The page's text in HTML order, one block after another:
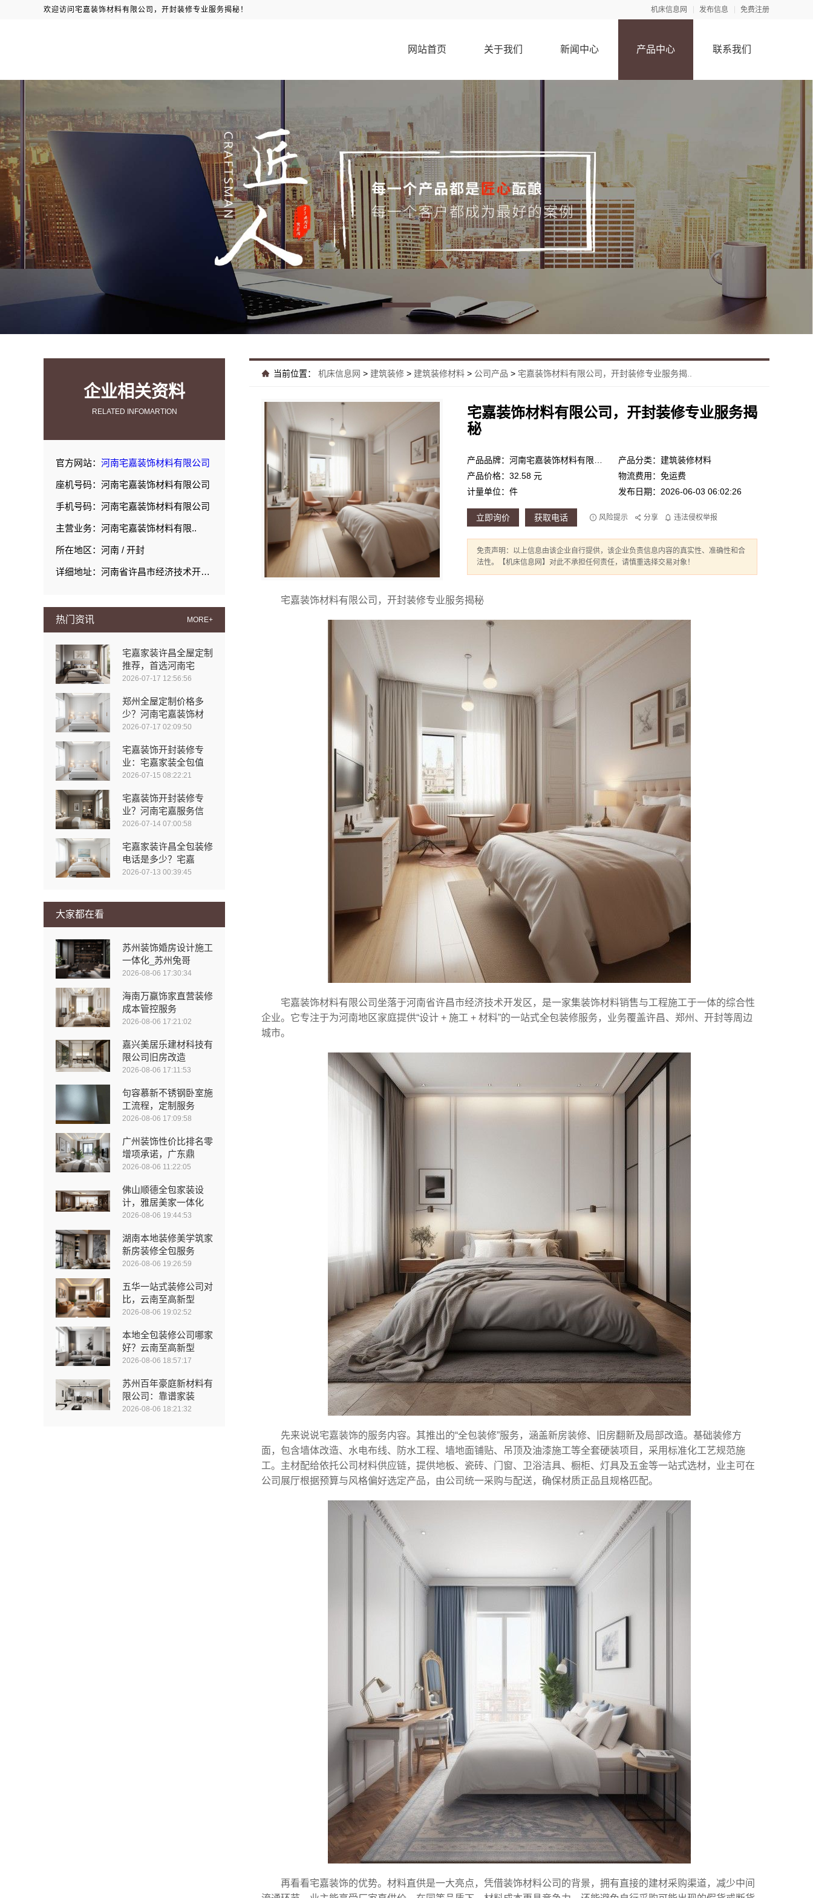
欢迎访问宅嘉装饰材料有限公司，开封装修专业服务揭秘！ 机床信息网 发布信息 免费注册
网站首页 关于我们 新闻中心 产品中心 联系我们
企业相关资料
RELATED INFOMARTION
官方网站： 河南宅嘉装饰材料有限公司
座机号码：河南宅嘉装饰材料有限公司
手机号码：河南宅嘉装饰材料有限公司
主营业务：河南宅嘉装饰材料有限..
所在地区：河南 / 开封
详细地址：河南省许昌市经济技术开发区瑞昌路与延安路交叉口向西200米路北008号许昌泷阳实业有限公司院内南侧厂房西部1栋101室
热门资讯 MORE+
宅嘉家装许昌全屋定制
推荐，首选河南宅
2026-07-17 12:56:56
郑州全屋定制价格多
少？河南宅嘉装饰材
2026-07-17 02:09:50
宅嘉装饰开封装修专
业：宅嘉家装全包值
2026-07-15 08:22:21
宅嘉装饰开封装修专
业？河南宅嘉服务信
2026-07-14 07:00:58
宅嘉家装许昌全包装修
电话是多少？宅嘉
2026-07-13 00:39:45
大家都在看
苏州装饰婚房设计施工
一体化_苏州兔哥
2026-08-06 17:30:34
海南万赢饰家直营装修
成本管控服务
2026-08-06 17:21:02
嘉兴美居乐建材科技有
限公司旧房改造
2026-08-06 17:11:53
句容慕新不锈钢卧室施
工流程，定制服务
2026-08-06 17:09:58
广州装饰性价比排名零
增项承诺，广东鼎
2026-08-06 11:22:05
佛山顺德全包家装设
计，雅居美家一体化
2026-08-06 19:44:53
湖南本地装修美学筑家
新房装修全包服务
2026-08-06 19:26:59
五华一站式装修公司对
比，云南至高新型
2026-08-06 19:02:52
本地全包装修公司哪家
好？云南至高新型
2026-08-06 18:57:17
苏州百年豪庭新材料有
限公司：靠谱家装
2026-08-06 18:21:32
当前位置： 机床信息网 > 建筑装修 > 建筑装修材料 > 公司产品 > 宅嘉装饰材料有限公司，开封装修专业服务揭..
宅嘉装饰材料有限公司，开封装修专业服务揭
秘
产品分类：建筑装修材料
产品价格：32.58 元
物流费用：免运费
计量单位：件
发布日期：2026-06-03 06:02:26
立即询价 获取电话 风险提示 分享 违法侵权举报
免责声明：以上信息由该企业自行提供，该企业负责信息内容的真实性、准确性和合
法性。【机床信息网】对此不承担任何责任，请慎重选择交易对象！
宅嘉装饰材料有限公司，开封装修专业服务揭秘
宅嘉装饰材料有限公司坐落于河南省许昌市经济技术开发区，是一家集装饰材料销售与工程施工于一体的综合性
企业。它专注于为河南地区家庭提供“设计 + 施工 + 材料”的一站式全包装修服务，业务覆盖许昌、郑州、开封等周边
城市。
先来说说宅嘉装饰的服务内容。其推出的“全包装修”服务，涵盖新房装修、旧房翻新及局部改造。基础装修方
面，包含墙体改造、水电布线、防水工程、墙地面铺贴、吊顶及油漆施工等全套硬装项目，采用标准化工艺规范施
工。主材配给依托公司材料供应链，提供地板、瓷砖、门窗、卫浴洁具、橱柜、灯具及五金等一站式选材，业主可在
公司展厅根据预算与风格偏好选定产品，由公司统一采购与配送，确保材质正品且规格匹配。
再看看宅嘉装饰的优势。材料直供是一大亮点，凭借装饰材料公司的背景，拥有直接的建材采购渠道，减少中间